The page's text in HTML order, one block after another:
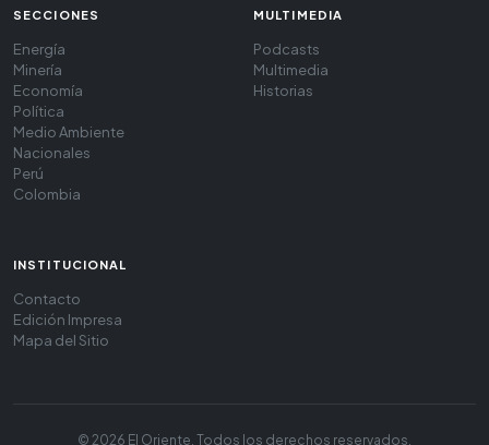
SECCIONES
Energía
Minería
Economía
Política
Medio Ambiente
Nacionales
Perú
Colombia
MULTIMEDIA
Podcasts
Multimedia
Historias
INSTITUCIONAL
Contacto
Edición Impresa
Mapa del Sitio
© 2026 El Oriente. Todos los derechos reservados.